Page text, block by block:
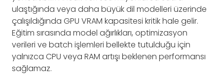
ulaştığında veya daha büyük dil modelleri üzerinde
çalışıldığında GPU VRAM kapasitesi kritik hale gelir.
Eğitim sırasında model ağırlıkları, optimizasyon
verileri ve batch işlemleri bellekte tutulduğu için
yalnızca CPU veya RAM artışı beklenen performansı
sağlamaz.